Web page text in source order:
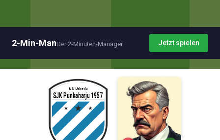
2-Min-ManDer 2-Minuten-Manager Jetzt spielen